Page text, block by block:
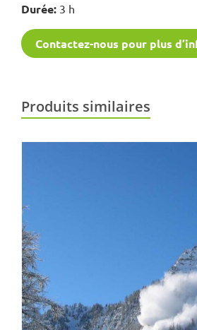
Durée: 3 h
Contactez-nous pour plus
Produits similaires